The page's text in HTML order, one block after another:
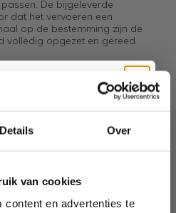
Details Over
van cookies
content en advertenties te
De bijgeleverde
dat het vervoeren een
op de bestemming zijn de
volledig opgezet en gereed
polyester
polyester met PVC
(BxDxH): 50 x 48 x 109 cm
cm
91 x 30 cm
profiteer je van
tot wel 70%.